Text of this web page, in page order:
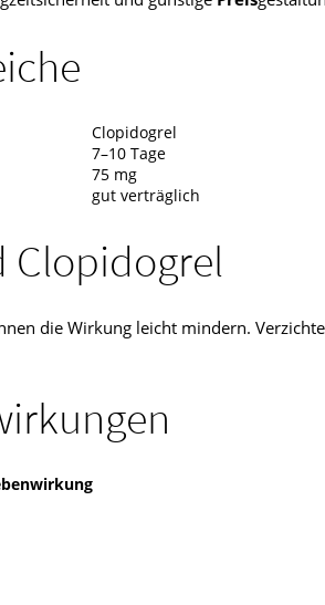
Clopidogrel
7–10 Tage
75 mg
gut verträglich
Clopidogrel
die Wirkung leicht mindern.